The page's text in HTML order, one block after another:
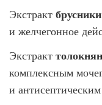
Экстракт брусники
и желчегонное
Экстракт
комплексным
и